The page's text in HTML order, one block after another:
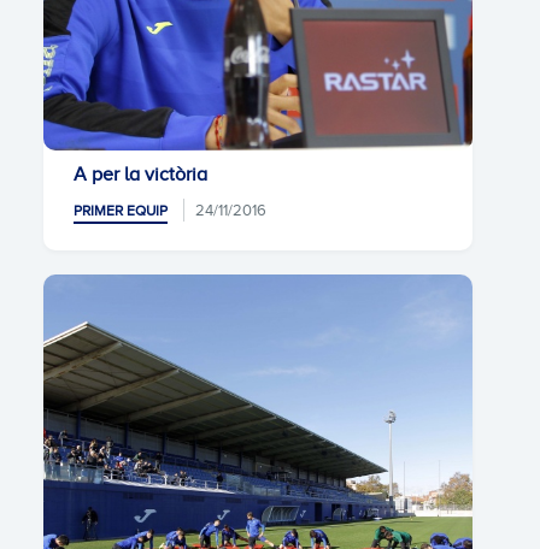
A per la victòria
PRIMER EQUIP 24/11/2016